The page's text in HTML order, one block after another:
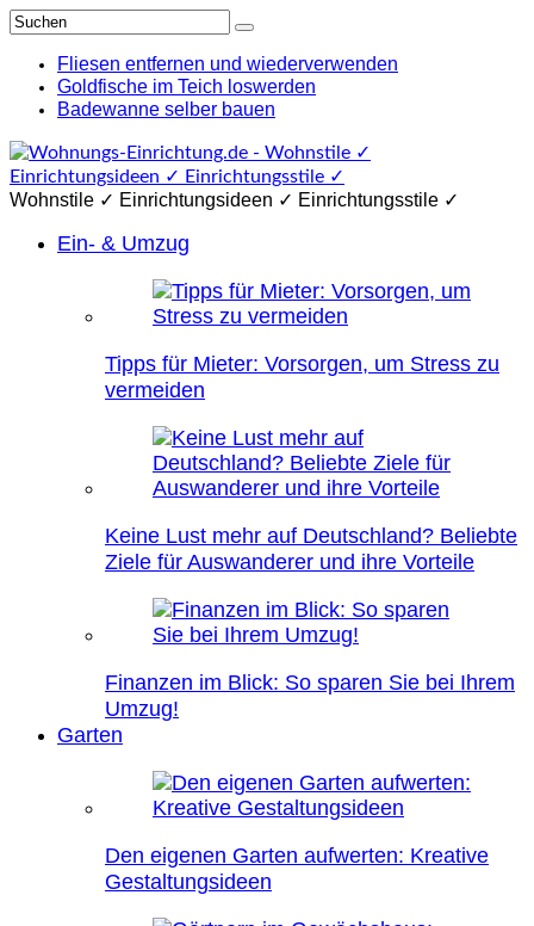
Fliesen entfernen und wiederverwenden
Goldfische im Teich loswerden
Badewanne selber bauen
Wohnstile ✓ Einrichtungsideen ✓ Einrichtungsstile ✓
Ein- & Umzug
Tipps für Mieter: Vorsorgen, um Stress zu
vermeiden
Keine Lust mehr auf Deutschland? Beliebte
Ziele für Auswanderer und ihre Vorteile
Finanzen im Blick: So sparen Sie bei Ihrem
Umzug!
Garten
Den eigenen Garten aufwerten: Kreative
Gestaltungsideen